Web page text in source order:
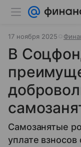
17 ноября 2025
В
Самозанятые
уплате взносов